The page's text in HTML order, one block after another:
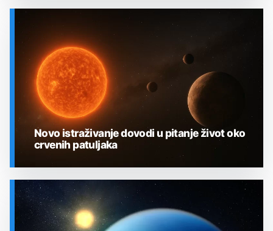
SVEMIR
SVEMIR
Novo istraživanje dovodi u pitanje život oko
crvenih patuljaka